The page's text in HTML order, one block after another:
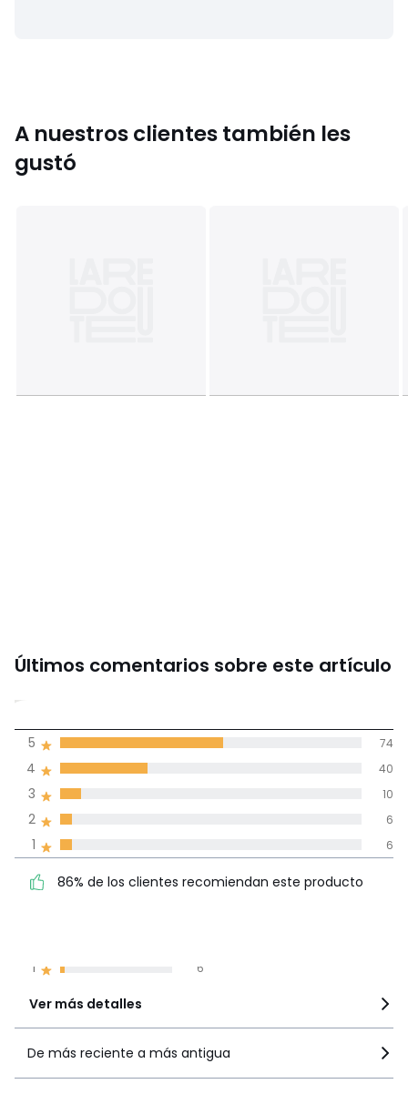
A nuestros clientes también les
gustó
Últimos comentarios sobre este artículo
4,3
1 6
4 40
86% de los clientes
recomiendan este producto
Ver más detalles
1 6
2 6
3 10
4 40
5 74
86% de los clientes recomiendan este producto
De más reciente a más antigua